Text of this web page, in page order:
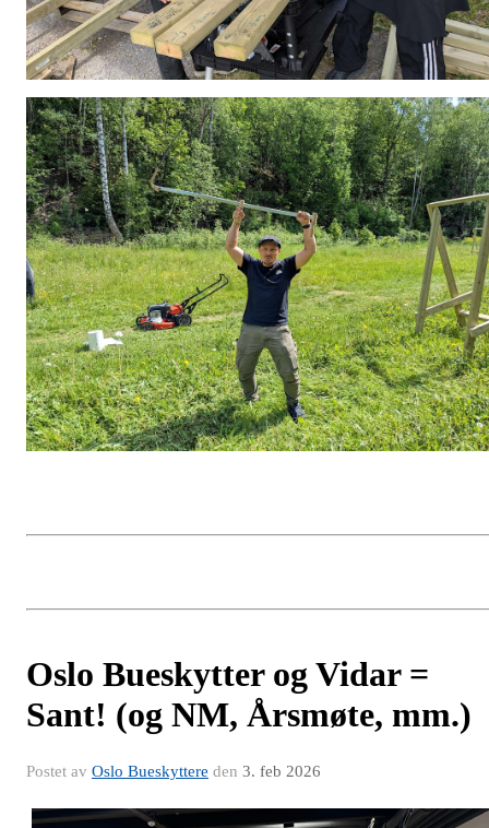
Oslo Bueskytter og Vidar =
Sant! (og NM, Årsmøte, mm.)
Postet av Oslo Bueskyttere den 3. feb 2026